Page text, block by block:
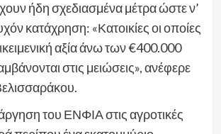
ήδη σχεδιασμένα μέτρα ώστε ν’
κατάχρηση: «Κατοικίες οι οποίες
αξία άνω των €400.000
στις μειώσεις», ανέφερε
του ΕΝΦΙΑ στις αγροτικές